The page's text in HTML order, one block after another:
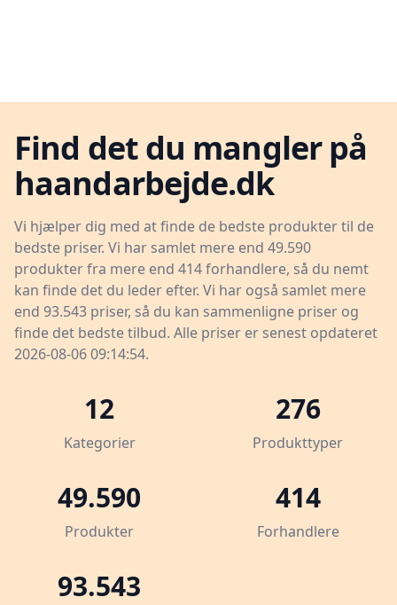
Find det du mangler på
haandarbejde.dk
Vi hjælper dig med at finde de bedste produkter til de
bedste priser. Vi har samlet mere end 49.590
produkter fra mere end 414 forhandlere, så du nemt
kan finde det du leder efter. Vi har også samlet mere
end 93.543 priser, så du kan sammenligne priser og
finde det bedste tilbud. Alle priser er senest opdateret
2026-08-06 09:14:54.
12
Kategorier
276
Produkttyper
49.590
Produkter
414
Forhandlere
93.543